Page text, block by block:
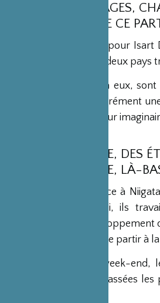
QUELS AVANTAGES,
NCC, TIRENT DE CE
Pour NCC comme pour
Japon et la France, deux
Les élèves, quant à eux,
cultures. C’est assurément
tout pour nourrir leur
CHAQUE ANNÉE, DES
LE PROGRAMME, LÀ-
Le séjour commence à
matin. L’après-midi, ils
communs de développement
de leur permettre de partir à
Enfin, durant un week-end,
famille japonaise. Passées